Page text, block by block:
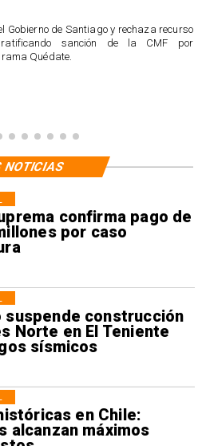
Gobierno de Santiago y rechaza recurso
sanción de la CMF por
Quédate.
confirma pago de
por caso
suspende construcción
Norte en El Teniente
sísmicos
en Chile:
alcanzan máximos
NOTICIAS